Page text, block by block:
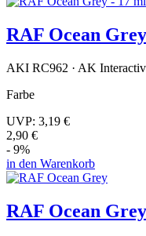
RAF Ocean
AKI RC962 · AK
Farbe
UVP: 3,19 €
2,90 €
- 9%
in den Warenkorb
RAF Ocean Grey